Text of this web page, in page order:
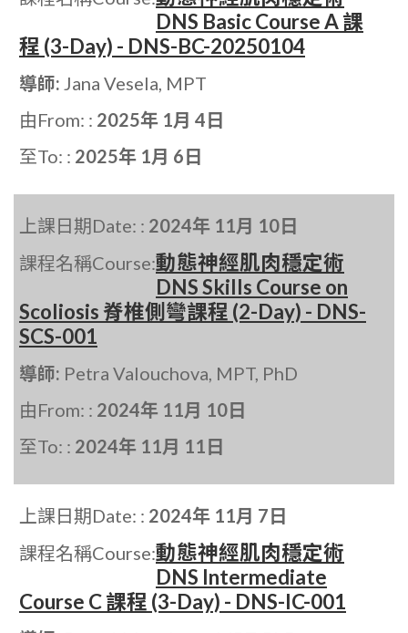
DNS Basic Course A 課
程 (3-Day) - DNS-BC-20250104
導師: Jana Vesela, MPT
由From: : 2025年 1月 4日
至To: : 2025年 1月 6日
上課日期Date: : 2024年 11月 10日
課程名稱Course:動態神經肌肉穩定術
DNS Skills Course on
Scoliosis 脊椎側彎課程 (2-Day) - DNS-
SCS-001
導師: Petra Valouchova, MPT, PhD
由From: : 2024年 11月 10日
至To: : 2024年 11月 11日
上課日期Date: : 2024年 11月 7日
課程名稱Course:動態神經肌肉穩定術
DNS Intermediate
Course C 課程 (3-Day) - DNS-IC-001